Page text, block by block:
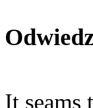
It seams